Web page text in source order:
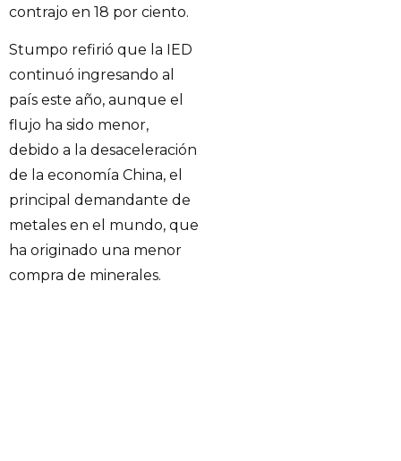
contrajo en 18 por ciento.
Stumpo refirió que la IED
continuó ingresando al
país este año, aunque el
flujo ha sido menor,
debido a la desaceleración
de la economía China, el
principal demandante de
metales en el mundo, que
ha originado una menor
compra de minerales.